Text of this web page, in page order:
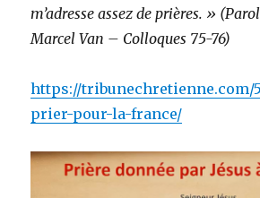
m’adresse assez de prières. »
Marcel Van – Colloques 75-76)
https://tribunechretienne.com/
prier-pour-la-france/